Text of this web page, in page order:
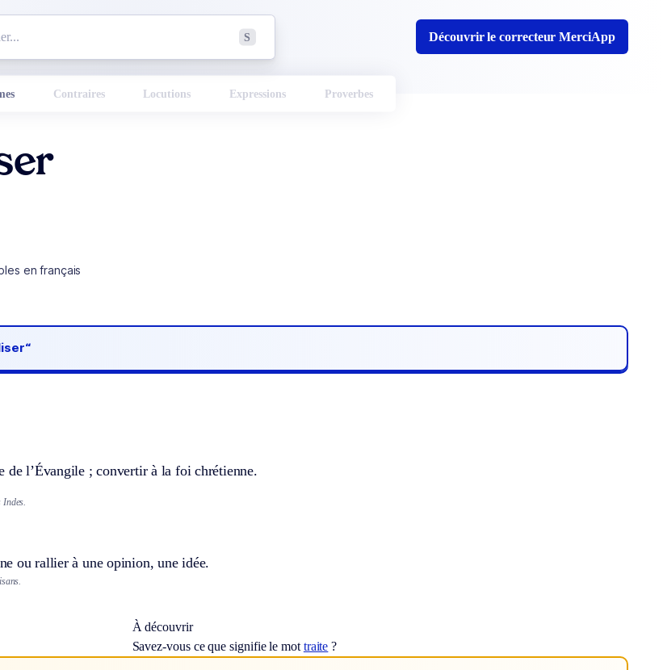
S Découvrir le correcteur MerciApp
Contraires Locutions Expressions Proverbes
en français
de l’Évangile ; convertir à la foi chrétienne.
Indes.
ou rallier à une opinion, une idée.
À découvrir
Savez-vous ce que signifie le mottraite ?